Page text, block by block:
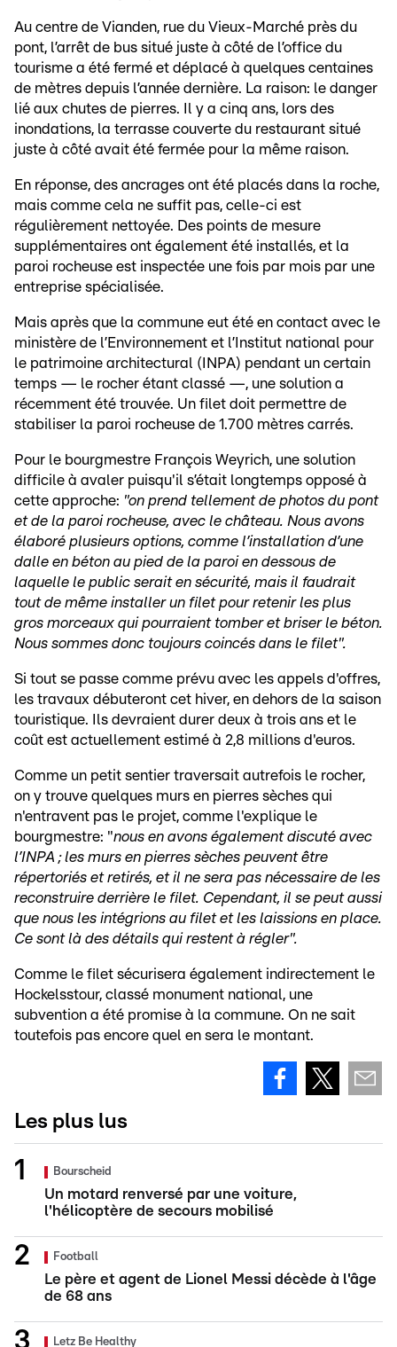
Au centre de Vianden, rue du Vieux-Marché près du
pont, l’arrêt de bus situé juste à côté de l’office du
tourisme a été fermé et déplacé à quelques centaines
de mètres depuis l’année dernière. La raison: le danger
lié aux chutes de pierres. Il y a cinq ans, lors des
inondations, la terrasse couverte du restaurant situé
juste à côté avait été fermée pour la même raison.
En réponse, des ancrages ont été placés dans la roche,
mais comme cela ne suffit pas, celle-ci est
régulièrement nettoyée. Des points de mesure
supplémentaires ont également été installés, et la
paroi rocheuse est inspectée une fois par mois par une
entreprise spécialisée.
Mais après que la commune eut été en contact avec le
ministère de l’Environnement et l’Institut national pour
le patrimoine architectural (INPA) pendant un certain
temps — le rocher étant classé —, une solution a
récemment été trouvée. Un filet doit permettre de
stabiliser la paroi rocheuse de 1.700 mètres carrés.
Pour le bourgmestre François Weyrich, une solution
difficile à avaler puisqu'il s’était longtemps opposé à
cette approche: "on prend tellement de photos du pont
et de la paroi rocheuse, avec le château. Nous avons
élaboré plusieurs options, comme l’installation d’une
dalle en béton au pied de la paroi en dessous de
laquelle le public serait en sécurité, mais il faudrait
tout de même installer un filet pour retenir les plus
gros morceaux qui pourraient tomber et briser le béton.
Nous sommes donc toujours coincés dans le filet".
Si tout se passe comme prévu avec les appels d'offres,
les travaux débuteront cet hiver, en dehors de la saison
touristique. Ils devraient durer deux à trois ans et le
coût est actuellement estimé à 2,8 millions d'euros.
Comme un petit sentier traversait autrefois le rocher,
on y trouve quelques murs en pierres sèches qui
n'entravent pas le projet, comme l'explique le
bourgmestre: "nous en avons également discuté avec
l’INPA ; les murs en pierres sèches peuvent être
répertoriés et retirés, et il ne sera pas nécessaire de les
reconstruire derrière le filet. Cependant, il se peut aussi
que nous les intégrions au filet et les laissions en place.
Ce sont là des détails qui restent à régler".
Comme le filet sécurisera également indirectement le
Hockelsstour, classé monument national, une
subvention a été promise à la commune. On ne sait
toutefois pas encore quel en sera le montant.
Les plus lus
Bourscheid
Un motard renversé par une voiture,
l'hélicoptère de secours mobilisé
Football
Le père et agent de Lionel Messi décède à l'âge
de 68 ans
Letz Be Healthy